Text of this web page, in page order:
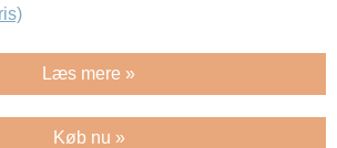
Læs mere »
Køb nu »